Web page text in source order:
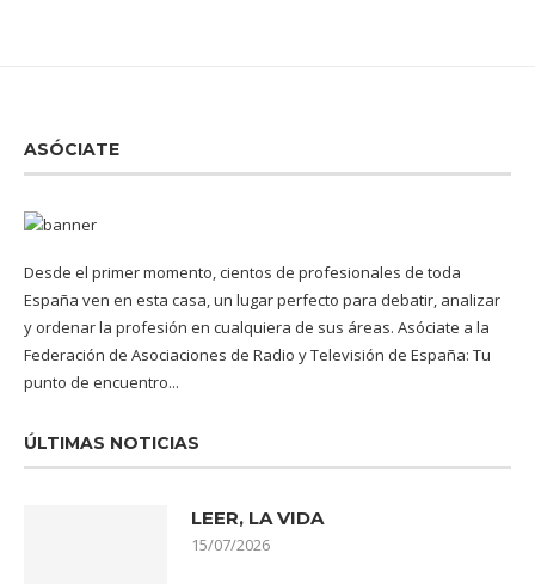
ASÓCIATE
Desde el primer momento, cientos de profesionales de toda
España ven en esta casa, un lugar perfecto para debatir, analizar
y ordenar la profesión en cualquiera de sus áreas. Asóciate a la
Federación de Asociaciones de Radio y Televisión de España: Tu
punto de encuentro...
ÚLTIMAS NOTICIAS
LEER, LA VIDA
15/07/2026